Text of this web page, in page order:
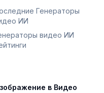
Генераторы
ИИ
видео ИИ
в Видео